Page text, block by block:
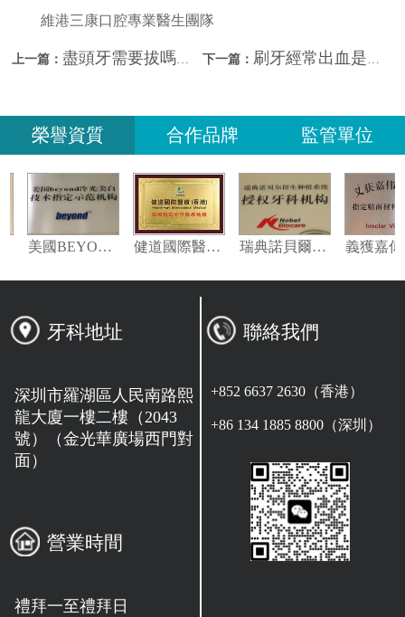
維港三康口腔專業醫生團隊
上一篇：盡頭牙需要拔嗎？深圳睇牙哪間好？ 下一篇： 刷牙經常出血是什麼原因？深圳睇牙哪間好？
榮譽資質 合作品牌 監管單位
牙科地址
深圳市羅湖區人民南路熙
龍大廈一樓二樓（2043
號）（金光華廣場西門對
面）
營業時間
禮拜一至禮拜日
聯絡我們
+852 6637 2630（香港）
+86 134 1885 8800（深圳）